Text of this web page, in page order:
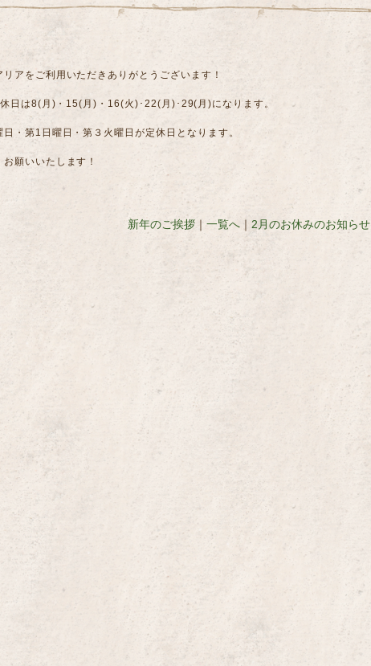
リアをご利用いただきありがとうございます！
日は8(月)・15(月)・16(火)･22(月)･29(月)になります。
日・第1日曜日・第３火曜日が定休日となります。
お願いいたします！
新年のご挨拶 ｜ 一覧へ ｜ 2月のお休みのお知らせ